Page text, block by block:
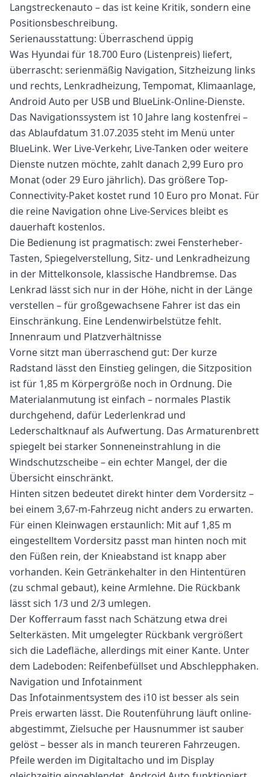
Langstreckenauto – das ist keine Kritik, sondern eine
Positionsbeschreibung.
Serienausstattung: Überraschend üppig
Was Hyundai für 18.700 Euro (Listenpreis) liefert,
überrascht: serienmäßig Navigation, Sitzheizung links
und rechts, Lenkradheizung, Tempomat, Klimaanlage,
Android Auto per USB und BlueLink-Online-Dienste.
Das Navigationssystem ist 10 Jahre lang kostenfrei –
das Ablaufdatum 31.07.2035 steht im Menü unter
BlueLink. Wer Live-Verkehr, Live-Tanken oder weitere
Dienste nutzen möchte, zahlt danach 2,99 Euro pro
Monat (oder 29 Euro jährlich). Das größere Top-
Connectivity-Paket kostet rund 10 Euro pro Monat. Für
die reine Navigation ohne Live-Services bleibt es
dauerhaft kostenlos.
Die Bedienung ist pragmatisch: zwei Fensterheber-
Tasten, Spiegelverstellung, Sitz- und Lenkradheizung
in der Mittelkonsole, klassische Handbremse. Das
Lenkrad lässt sich nur in der Höhe, nicht in der Länge
verstellen – für großgewachsene Fahrer ist das ein
Einschränkung. Eine Lendenwirbelstütze fehlt.
Innenraum und Platzverhältnisse
Vorne sitzt man überraschend gut: Der kurze
Radstand lässt den Einstieg gelingen, die Sitzposition
ist für 1,85 m Körpergröße noch in Ordnung. Die
Materialanmutung ist einfach – normales Plastik
durchgehend, dafür Lederlenkrad und
Lederschaltknauf als Aufwertung. Das Armaturenbrett
spiegelt bei starker Sonneneinstrahlung in die
Windschutzscheibe – ein echter Mangel, der die
Übersicht einschränkt.
Hinten sitzen bedeutet direkt hinter dem Vordersitz –
bei einem 3,67-m-Fahrzeug nicht anders zu erwarten.
Für einen Kleinwagen erstaunlich: Mit auf 1,85 m
eingestelltem Vordersitz passt man hinten noch mit
den Füßen rein, der Knieabstand ist knapp aber
vorhanden. Kein Getränkehalter in den Hintentüren
(zu schmal gebaut), keine Armlehne. Die Rückbank
lässt sich 1/3 und 2/3 umlegen.
Der Kofferraum fasst nach Schätzung etwa drei
Selterkästen. Mit umgelegter Rückbank vergrößert
sich die Ladefläche, allerdings mit einer Kante. Unter
dem Ladeboden: Reifenbefüllset und Abschlepphaken.
Navigation und Infotainment
Das Infotainmentsystem des i10 ist besser als sein
Preis erwarten lässt. Die Routenführung läuft online-
abgestimmt, Zielsuche per Hausnummer ist sauber
gelöst – besser als in manch teureren Fahrzeugen.
Pfeile werden im Digitaltacho und im Display